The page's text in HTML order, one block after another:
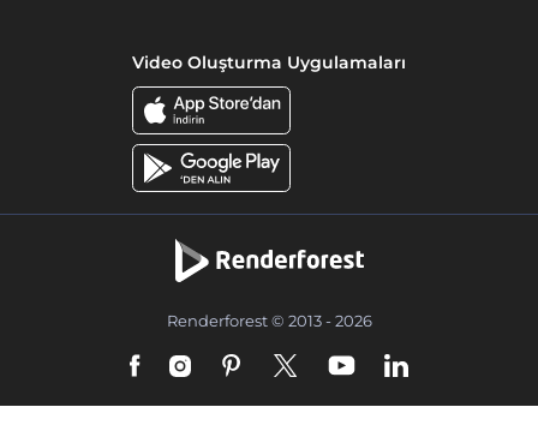
Video Oluşturma Uygulamaları
Renderforest © 2013 - 2026